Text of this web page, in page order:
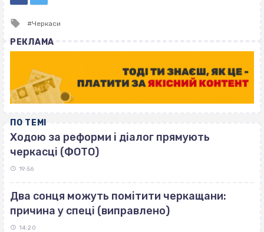
Tagged
Черкаси
РЕКЛАМА
ПО ТЕМІ
Ходою за реформи і діалог прямують
черкасці (ФОТО)
19:56
Два сонця можуть помітити черкащани:
причина у спеці (виправлено)
14:20